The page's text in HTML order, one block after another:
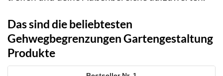
Das sind die beliebtesten
Gehwegbegrenzungen Gartengestaltung
Produkte